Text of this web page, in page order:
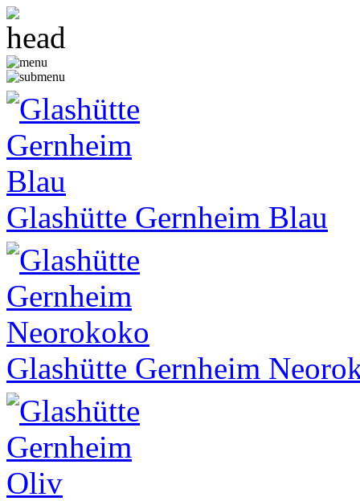
Glashütte Gernheim Blau
Glashütte Gernheim